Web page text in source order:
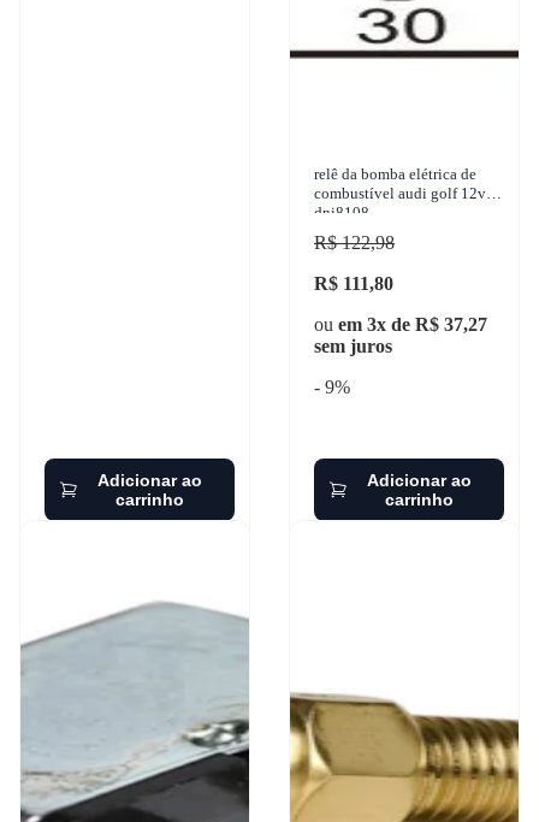
Adicionar ao
carrinho
relê da bomba elétrica de
combustível audi golf 12v
dni8108
R$ 122,98
R$ 111,80
ou em 3x de R$ 37,27
sem juros
- 9%
Adicionar ao
carrinho